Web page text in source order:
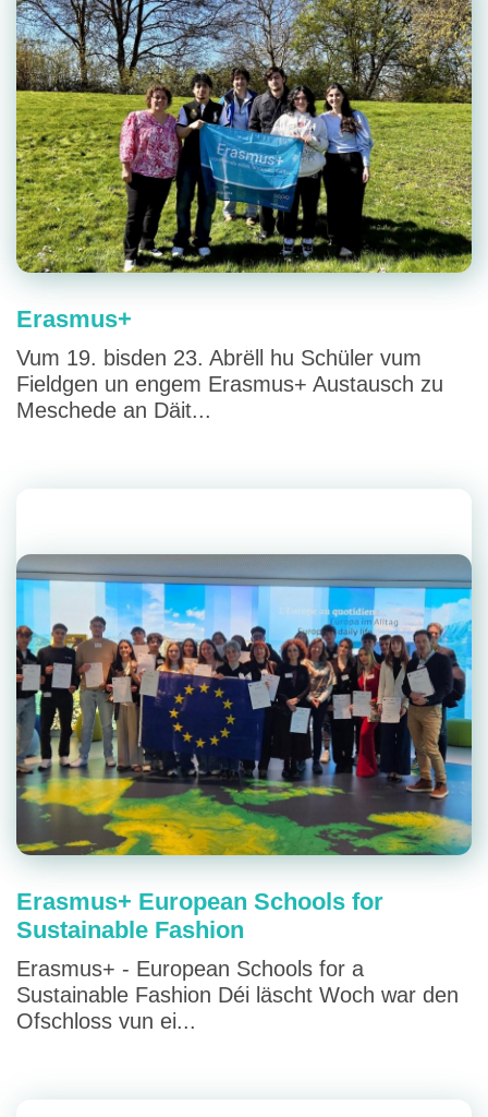
Erasmus+
Vum 19. bisden 23. Abrëll hu Schüler vum
Fieldgen un engem Erasmus+ Austausch zu
Meschede an Däit...
Erasmus+ European Schools for
Sustainable Fashion
Erasmus+ - European Schools for a
Sustainable Fashion Déi läscht Woch war den
Ofschloss vun ei...